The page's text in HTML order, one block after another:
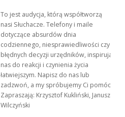
To jest audycja, którą współtworzą
nasi Słuchacze. Telefony i maile
dotyczące absurdów dnia
codziennego, niesprawiedliwości czy
błędnych decyzji urzędników, inspirują
nas do reakcji i czynienia życia
łatwiejszym. Napisz do nas lub
zadzwoń, a my spróbujemy Ci pomóc.
Zapraszają: Krzysztof Kukliński, Janusz
Wilczyński